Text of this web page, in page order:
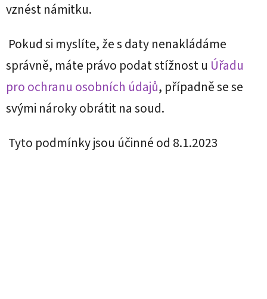
vznést námitku.
Pokud si myslíte, že s daty nenakládáme
správně, máte právo podat stížnost u Úřadu
pro ochranu osobních údajů, případně se se
svými nároky obrátit na soud.
Tyto podmínky jsou účinné od 8.1.2023